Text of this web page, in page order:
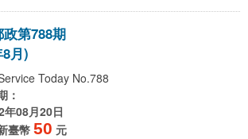
政第788期
8月)
Today No.788
：
年08月20日
臺幣 50 元